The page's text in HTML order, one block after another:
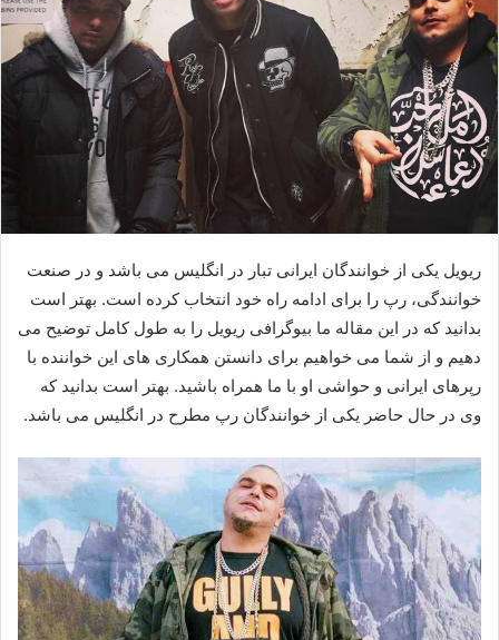
ریویل یکی از خوانندگان ایرانی تبار در انگلیس می باشد و در صنعت
خوانندگی، رپ را برای ادامه راه خود انتخاب کرده است. بهتر است
بدانید که در این مقاله ما بیوگرافی ریویل را به طول کامل توضیح می
دهیم و از شما می خواهیم برای دانستن همکاری های این خواننده با
رپرهای ایرانی و حواشی او با ما همراه باشید. بهتر است بدانید که
وی در حال حاضر یکی از خوانندگان رپ مطرح در انگلیس می باشد.